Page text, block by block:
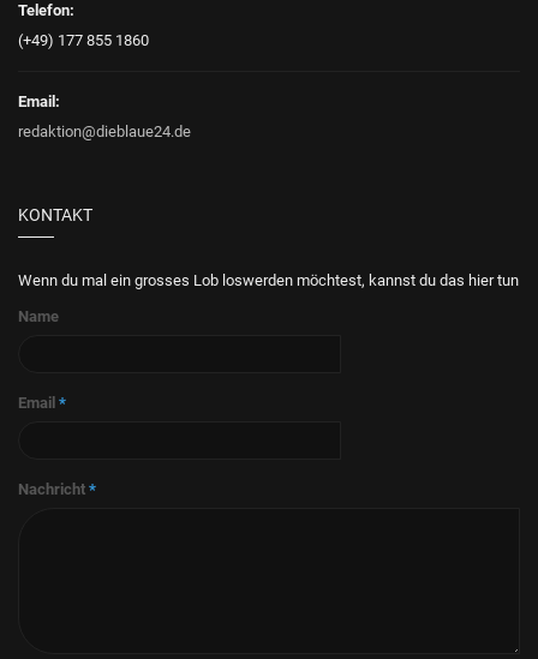
Telefon:
(+49) 177 855 1860
Email:
redaktion@dieblaue24.de
KONTAKT
Wenn du mal ein grosses Lob loswerden möchtest, kannst du das hier tun
Name
Email *
Nachricht *